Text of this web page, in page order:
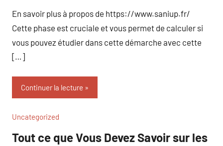
En savoir plus à propos de https://www.saniup.fr/
Cette phase est cruciale et vous permet de calculer si
vous pouvez étudier dans cette démarche avec cette
[…]
Continuer la lecture
Uncategorized
Tout ce que Vous Devez Savoir sur les